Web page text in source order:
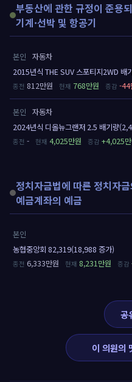
부동산에 관한 규정이 준용
기계·선박 및 항공기
본인
자동차
2015년식 THE SUV 스포티지2WD 배
812만원
768만원 -44
본인
자동차
2024년식 디올뉴그랜저 2.5 배기량
-
4,025만원 +4,025
정치자금법에 따른 정치자
예금계좌의 예금
본인
농협중앙회 82,319(18,988 증가)
6,333만원
8,231만원
공
이 의원의